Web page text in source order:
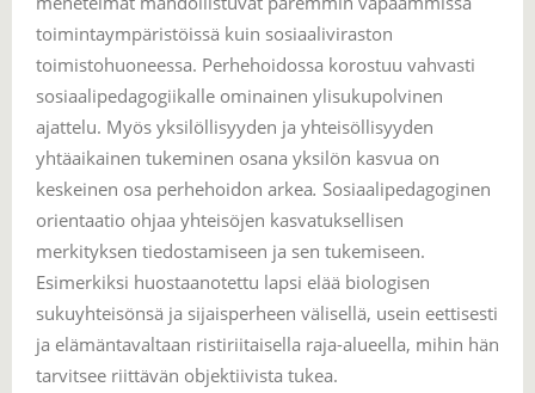
toimintaympäristöissä kuin sosiaaliviraston
toimistohuoneessa. Perhehoidossa korostuu vahvasti
sosiaalipedagogiikalle ominainen ylisukupolvinen
ajattelu. Myös yksilöllisyyden ja yhteisöllisyyden
yhtäaikainen tukeminen osana yksilön kasvua on
keskeinen osa perhehoidon arkea. Sosiaalipedagoginen
orientaatio ohjaa yhteisöjen kasvatuksellisen
merkityksen tiedostamiseen ja sen tukemiseen.
Esimerkiksi huostaanotettu lapsi elää biologisen
sukuyhteisönsä ja sijaisperheen välisellä, usein eettisesti
ja elämäntavaltaan ristiriitaisella raja-alueella, mihin hän
tarvitsee riittävän objektiivista tukea.